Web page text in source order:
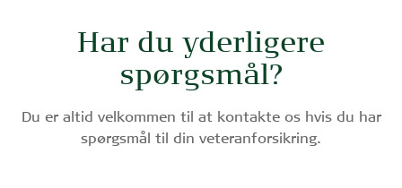
Har du yderligere
spørgsmål?
Du er altid velkommen til at kontakte os hvis du har
spørgsmål til din veteranforsikring.